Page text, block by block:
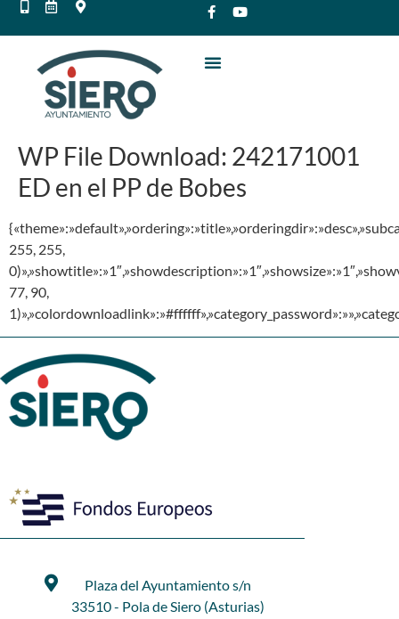
WP File Download: 242171001
ED en el PP de Bobes
255, 255,
77, 90,
Plaza del Ayuntamiento s/n
33510 - Pola de Siero (Asturias)